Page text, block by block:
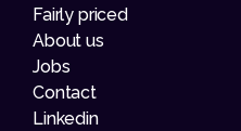
Fairly priced
About us
Jobs
Contact
Linkedin